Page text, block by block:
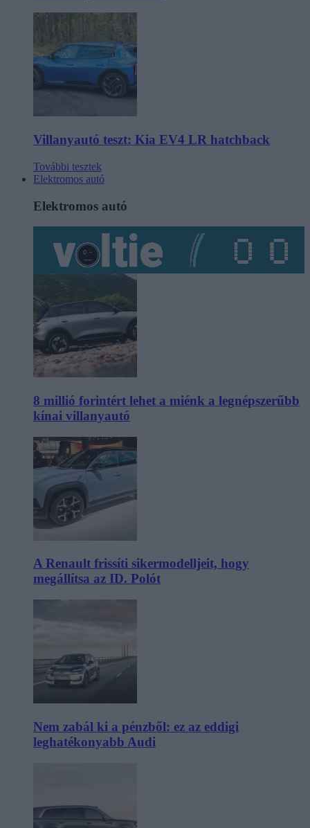
Villanyautó teszt: Kia EV4 LR hatchback
További tesztek
Elektromos autó
Elektromos autó
8 millió forintért lehet a miénk a legnépszerűbb
kínai villanyautó
A Renault frissíti sikermodelljeit, hogy
megállítsa az ID. Polót
Nem zabál ki a pénzből: ez az eddigi
leghatékonyabb Audi